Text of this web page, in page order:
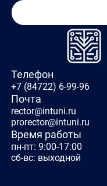
Телефон
+7 (84722) 6-99-96
Почта
rector@intuni.ru
prorector@intuni.ru
Время работы
пн-пт: 9:00-17:00
сб-вс: выходной